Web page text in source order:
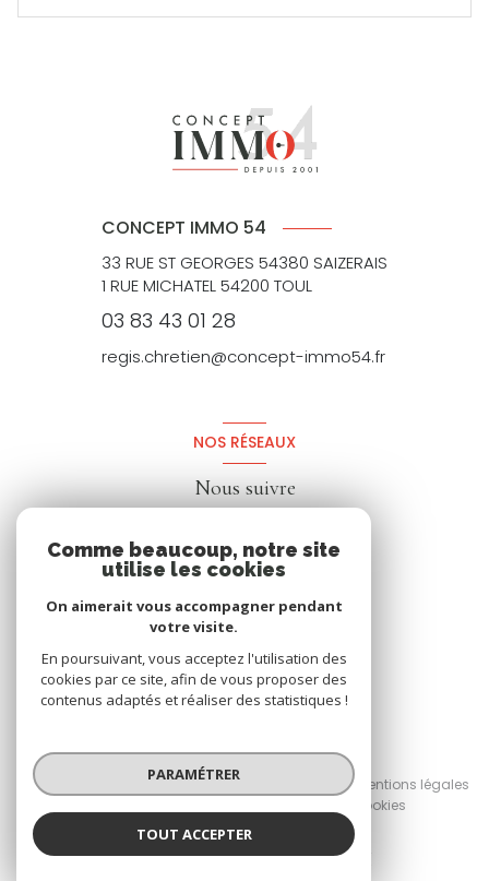
CONCEPT IMMO 54
33 RUE ST GEORGES 54380 SAIZERAIS
1 RUE MICHATEL 54200 TOUL
03 83 43 01 28
regis.chretien@concept-immo54.fr
NOS RÉSEAUX
Nous suivre
© 2026 | Tous droits réservés
Nos honoraires
Nos partenaires
Mentions légales
Cookies
Comme beaucoup, notre site
utilise les cookies
On aimerait vous accompagner pendant
votre visite.
En poursuivant, vous acceptez l'utilisation des
cookies par ce site, afin de vous proposer des
contenus adaptés et réaliser des statistiques !
PARAMÉTRER
TOUT ACCEPTER